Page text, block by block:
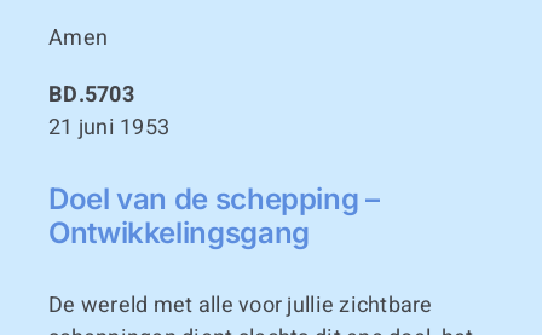
Amen
BD.5703
21 juni 1953
Doel van de schepping –
Ontwikkelingsgang
De wereld met alle voor jullie zichtbare